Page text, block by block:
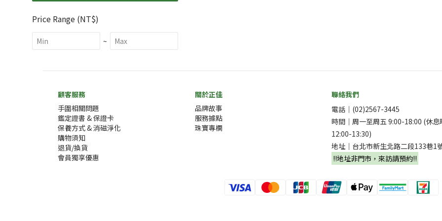
Price Range (NT$)
~
顧客服務
手圍相關問題
鑑定證書 & 保證卡
保養方式 & 消磁淨化
購物須知
退貨/換貨
會員獨享優惠
關於正佳
品牌故事
服務據點
珠寶專欄
聯絡我們
電話｜(02)2567-3445
時間｜周一至周五 9:00-18:00 (休息
12:00-13:30)
地址｜台北市新生北路二段133巷1
‼️地址非門市，來訪請預約‼️